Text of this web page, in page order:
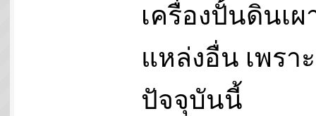
เครื่องปั้นดินเผ
แหล่งอื่น เพราะ
ปัจจุบันนี้